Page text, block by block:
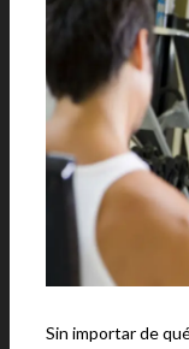
Sin importar de